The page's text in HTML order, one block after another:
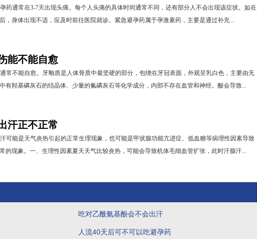
药通常在3-7天出现头痛。每个人头痛的具体时间通常不同，还有部分人不会出现该症状。如在
，身体出现不适，应及时前往医院就诊。紧急避孕药属于孕激素药，主要是通过补充...
能不能自愈
常不能自愈。牙釉质是人体骨质中最坚硬的部分，包绕在牙冠表面，外观呈乳白色，主要由无
有羟基磷灰石的结晶体、少量的氟磷灰石等化学成分，内部不存在血管和神经。酸会导致...
汗正不正常
可能是天气炎热引起的正常生理现象，也可能是甲状腺功能亢进症、低血糖等病理性因素导致
的现象。一、生理性因素夏天天气比较炎热，可能会导致机体毛细血管扩张，此时汗腺汗...
吃对乙酰氨基酚会不会出汗
人流40天后可不可以吃避孕药